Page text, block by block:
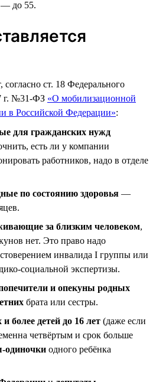
— до 55.
ст. 18 Федерального
г. №31-ФЗ «О мобилизационной
в Российской Федерации»:
для гражданских нужд
есть ли у компании
работников, надо в отделе
по состоянию здоровья —
за близким человеком,
нет. Это право надо
инвалида I группы или
социальной экспертизы.
и опекуны родных
брата или сестры.
более детей до 16 лет (даже если
четвёртым и срок больше
одиночки одного ребёнка